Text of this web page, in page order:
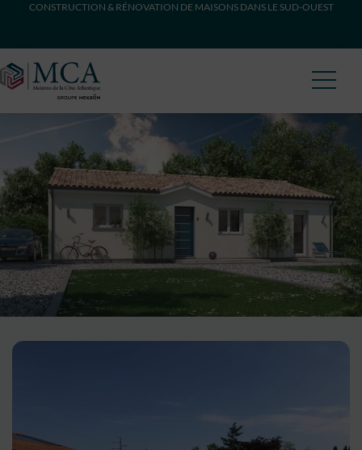
CONSTRUCTION & RÉNOVATION DE MAISONS DANS LE SUD-OUEST